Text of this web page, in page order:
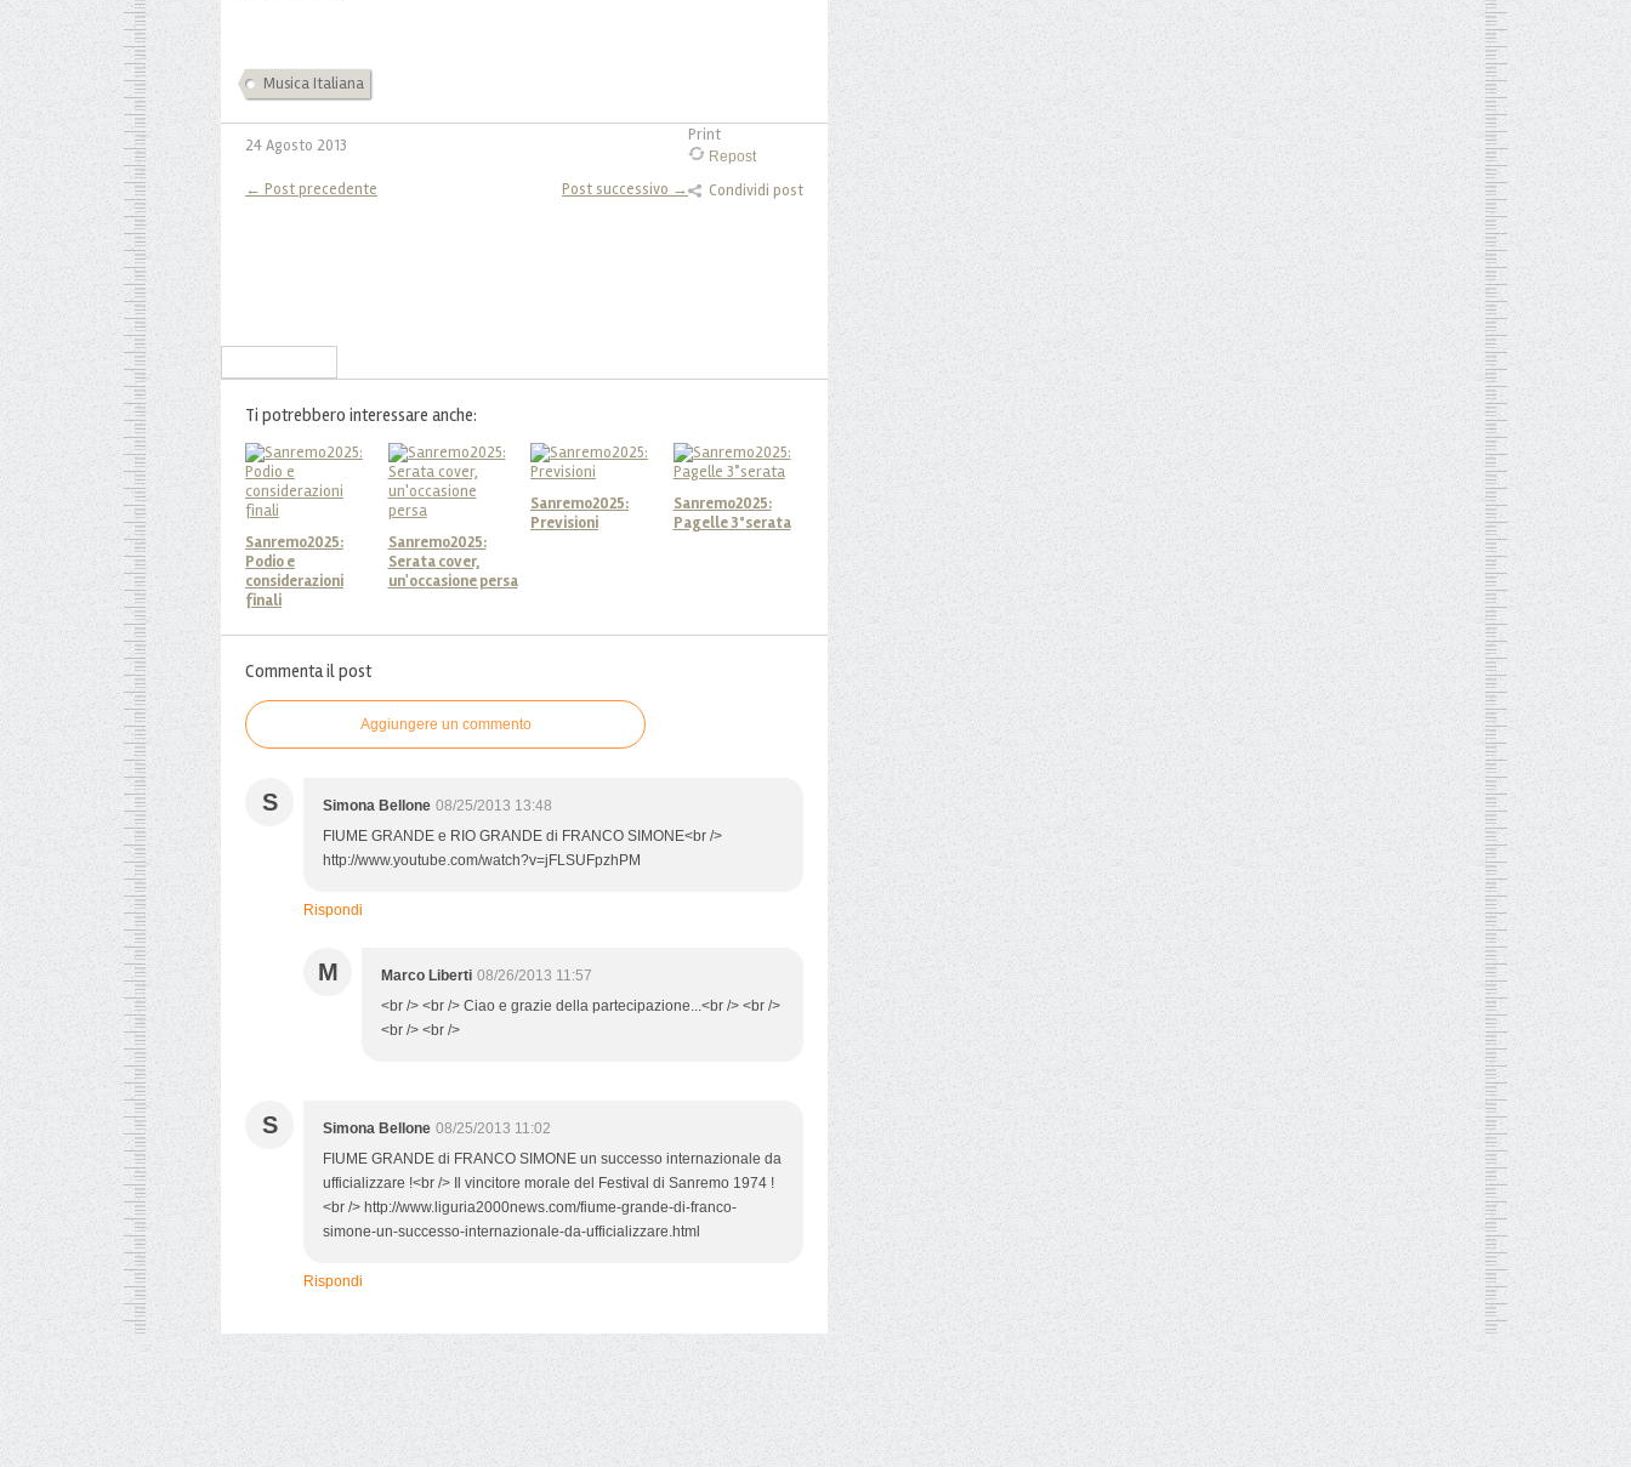
Musica Italiana
24 Agosto 2013
Print
Repost
Condividi post
← Post precedente Post successivo →
Ti potrebbero interessare anche:
Sanremo2025:
Podio e
considerazioni
finali
Sanremo2025:
Serata cover,
un'occasione persa
Sanremo2025:
Previsioni
Sanremo2025:
Pagelle 3°serata
Commenta il post
Aggiungere un commento
S Simona Bellone 08/25/2013 13:48
FIUME GRANDE e RIO GRANDE di FRANCO SIMONE<br />
http://www.youtube.com/watch?v=jFLSUFpzhPM
Rispondi
M Marco Liberti 08/26/2013 11:57
<br /> <br /> Ciao e grazie della partecipazione...<br /> <br />
<br /> <br />
S Simona Bellone 08/25/2013 11:02
FIUME GRANDE di FRANCO SIMONE un successo internazionale da
ufficializzare !<br /> Il vincitore morale del Festival di Sanremo 1974 !
<br /> http://www.liguria2000news.com/fiume-grande-di-franco-
simone-un-successo-internazionale-da-ufficializzare.html
Rispondi